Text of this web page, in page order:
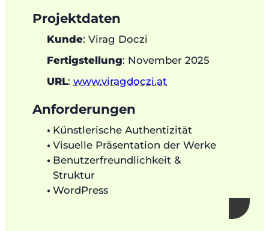
Projektdaten
Kunde: Virag Doczi
Fertigstellung: November 2025
URL:www.viragdoczi.at
Anforderungen
Künstlerische Authentizität
Visuelle Präsentation der Werke
Benutzerfreundlichkeit &
Struktur
WordPress